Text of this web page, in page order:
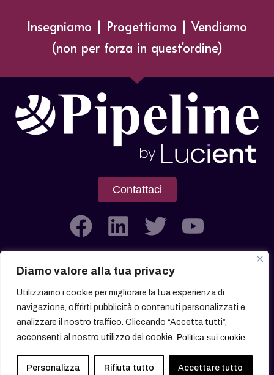
Diamo valore alla tua privacy
Utilizziamo i cookie per migliorare la tua esperienza di
navigazione, offrirti pubblicità o contenuti personalizzati e
analizzare il nostro traffico. Cliccando “Accetta tutti”,
acconsenti al nostro utilizzo dei cookie. Politica sui cookie
Personalizza Rifiuta tutto Accettare tutto
Insegniamo | Progettiamo | Vendiamo
(non per forza in quest'ordine)
Contattaci
Società soggetta all’attività di Direzione e Coordinamento di
Lucient Group Srl
© 2026 All rights reserved